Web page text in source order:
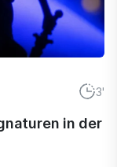
3'
in der